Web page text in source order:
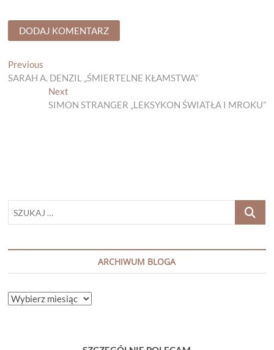
Nawigacja
wpisu
Previous
post:
SARAH A. DENZIL „ŚMIERTELNE KŁAMSTWA”
NextNext
post:
SIMON STRANGER „LEKSYKON ŚWIATŁA I MROKU”
SZUKAJ
ARCHIWUM BLOGA
ARCHIWUM